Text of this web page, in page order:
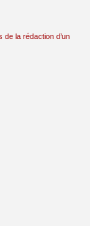
la rédaction d’un